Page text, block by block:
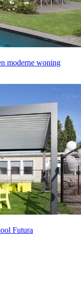
moderne woning
Futura